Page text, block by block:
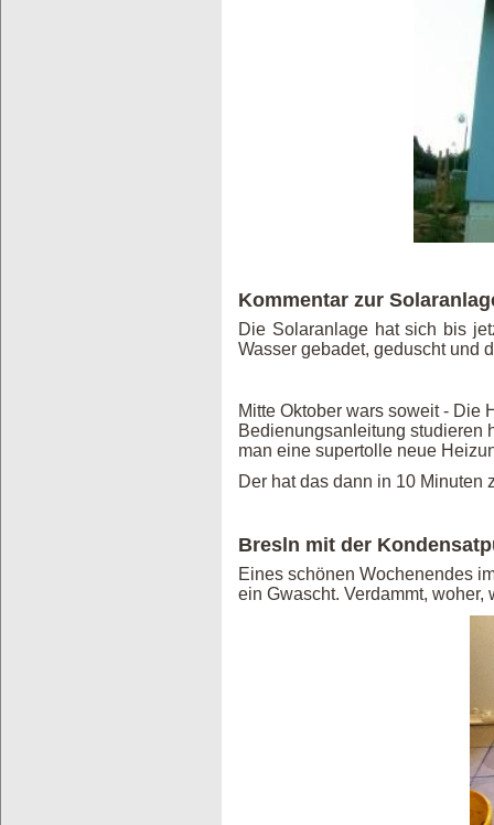
Kommentar zur
Die Solaranlage hat sich bis
Wasser gebadet, geduscht und
Mitte Oktober wars soweit - Die
Bedienungsanleitung studieren
man eine supertolle neue
Der hat das dann in 10 Minuten
Bresln mit der
Eines schönen Wochenendes
ein Gwascht. Verdammt, woher,